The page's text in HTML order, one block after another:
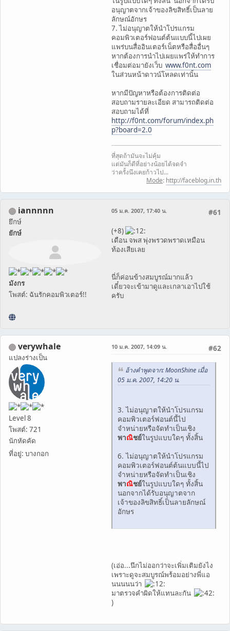
อนุญาตจากเจ้าของลิขสิทธิ์เป็นลาย
ลักษณ์อักษร
7. ไม่อนุญาตให้นำโปรแกรม
คอมพิวเตอร์ฟอนต์ต้นแบบนี้ไปเผย
แพร่บนสื่ออินเตอร์เน็ตหรือสื่ออื่นๆ
หากต้องการนำไปเผยแพร่ให้ทำการ
เชื่อมต่อมายังเว็บ www.f0nt.com
ในส่วนหน้าดาวน์โหลดเท่านั้น
หากมีปัญหาหรือต้องการติดต่อ
สอบถามรายละเอียด สามารถติดต่อ
สอบถามได้ที่
http://f0nt.com/forum/index.ph
p?board=2.0
ที่สุดถ้ามันจะไม่คุ้ม
แต่มันก็ดีที่อย่างน้อยได้จดจำ
ว่าครั้งนึงเคยก้าวไป...
Mode: http://faceblog.in.th
iannnnn
ยึกษ์
ยักษ์
มังกร
โพสต์: ฉันรักคอมพิวเตอร์!!
#61
05 ม.ค. 2007, 17:40 น.
(+8)
เดือน จพส พุ่งพรวดพราดเหมือน
ท้องเสียเลย
นี่ก็ค่อนข้างสมบูรณ์มากแล้ว
เดี๋ยวจะเข้ามาดูและเกลาเอาไปใช้
ครับ
verywhale
แปลงร่างเป็น
Level 8
โพสต์: 721
นักหัดคัด
ที่อยู่: บางกอก
#62
10 ม.ค. 2007, 14:09 น.
อ้างคำพูดจาก: MoonShine เมื่อ
05 ม.ค. 2007, 14:20 น.
3. ไม่อนุญาตให้นำโปรแกรม
คอมพิวเตอร์ฟอนต์นี้ไป
จำหน่ายหรือจัดทำเป็นเชิง
พาณิชย์ในรูปแบบใดๆ ทั้งสิ้น
6. ไม่อนุญาตให้นำโปรแกรม
คอมพิวเตอร์ฟอนต์ต้นแบบนี้ไป
จำหน่ายหรือจัดทำเป็นเชิง
พาณิชย์ในรูปแบบใดๆ ทั้งสิ้น
นอกจากได้รับอนุญาตจาก
เจ้าของลิขสิทธิ์เป็นลายลักษณ์
อักษร
(เอ่อ...นึกไม่ออกว่าจะเพิ่มเติมยังไง
เพราะดูจะสมบูรณ์พร้อมอย่างพี่แอ
นนนนนว่า
มาตรวจคำผิดให้แทนละกัน
)